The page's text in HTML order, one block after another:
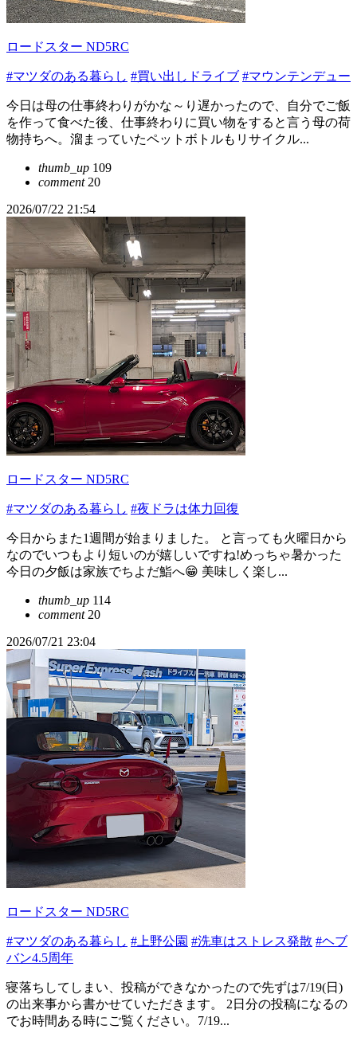
ロードスター ND5RC
#マツダのある暮らし #買い出しドライブ #マウンテンデュー
今日は母の仕事終わりがかな～り遅かったので、自分でご飯
を作って食べた後、仕事終わりに買い物をすると言う母の荷
物持ちへ。溜まっていたペットボトルもリサイクル...
thumb_up 109
comment20
2026/07/22 21:54
ロードスター ND5RC
#マツダのある暮らし #夜ドラは体力回復
今日からまた1週間が始まりました。 と言っても火曜日から
なのでいつもより短いのが嬉しいですね!めっちゃ暑かった
今日の夕飯は家族でちよだ鮨へ😁 美味しく楽し...
thumb_up 114
comment20
2026/07/21 23:04
ロードスター ND5RC
#マツダのある暮らし #上野公園 #洗車はストレス発散 #ヘブ
バン4.5周年
寝落ちしてしまい、投稿ができなかったので先ずは7/19(日)
の出来事から書かせていただきます。 2日分の投稿になるの
でお時間ある時にご覧ください。7/19...